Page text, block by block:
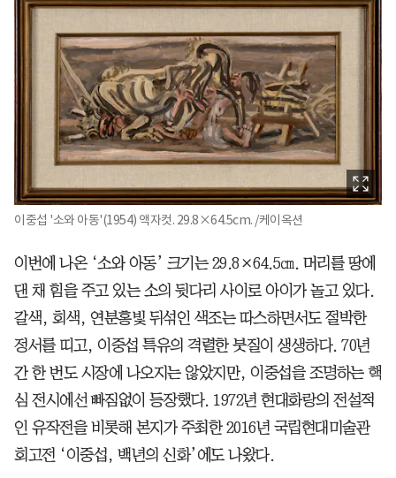
이중섭 '소와 아동'(1954) 액자컷. 29.8×64.5cm. /케이옥션
이번에 나온 ‘소와 아동’ 크기는 29.8×64.5㎝. 머리를 땅에
댄 채 힘을 주고 있는 소의 뒷다리 사이로 아이가 놀고 있다.
갈색, 회색, 연분홍빛 뒤섞인 색조는 따스하면서도 절박한
정서를 띠고, 이중섭 특유의 격렬한 붓질이 생생하다. 70년
간 한 번도 시장에 나오지는 않았지만, 이중섭을 조명하는 핵
심 전시에선 빠짐없이 등장했다. 1972년 현대화랑의 전설적
인 유작전을 비롯해 본지가 주최한 2016년 국립현대미술관
회고전 ‘이중섭, 백년의 신화’에도 나왔다.